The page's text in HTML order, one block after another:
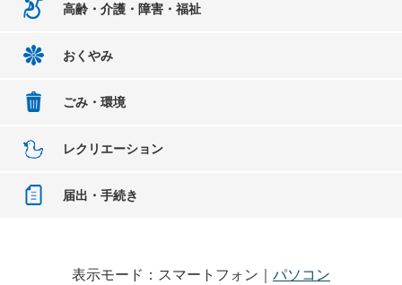
高齢・介護・障害・福祉
おくやみ
ごみ・環境
レクリエーション
届出・手続き
表示モード：スマートフォン｜ パソコン